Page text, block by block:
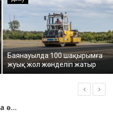
Баянауылда 100 шақырымға
жуық жол жөнделіп жатыр
Павлодарда ер адамды аяусыз ұрғандар ұсталды